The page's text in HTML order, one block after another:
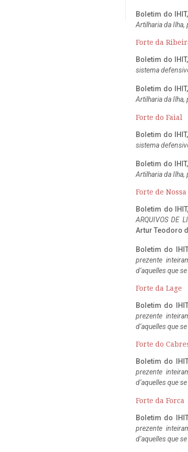
Boletim do
Artilharia da Ilha,
Forte da
Boletim do
sistema
Boletim do
Artilharia da Ilha,
Forte do Faial
Boletim do
sistema
Boletim do
Artilharia da Ilha,
Forte de
Boletim do
ARQUIVOS DE
Artur Teodoro
Boletim do
prezente
d’aquelles que
Forte da Lage
Boletim do
prezente
d’aquelles que
Forte do
Boletim do
prezente
d’aquelles que
Forte da Forca
Boletim do
prezente
d’aquelles que